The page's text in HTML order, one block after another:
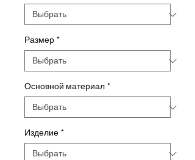
Размер *
Основной материал *
Изделие *